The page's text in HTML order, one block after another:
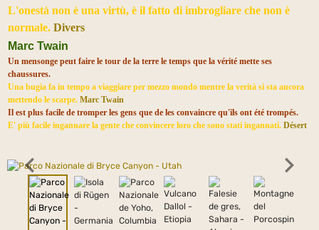
L'onestà non è una virtù, è il fatto di imbrogliare che non è
normale. Divers
Marc Twain
Un mensonge peut faire le tour de la terre le temps que la vérité mette ses
chaussures.
Una bugia fa in tempo a viaggiare per mezzo mondo mentre la verità si sta ancora
mettendo le scarpe. Marc Twain
Il est plus facile de tromper les gens que de les convaincre qu'ils ont été trompés.
E' più facile ingannare la gente che convincere loro che sono stati ingannati. Désert